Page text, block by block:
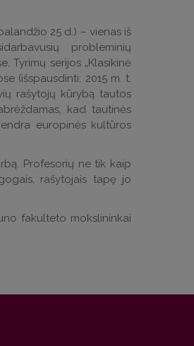
25 d.) – vienas iš
probleminių
Tyrimų serijos „Klasikinė
(išspausdinti: 2015 m. t.
rašytojų kūrybą tautos
kad tautinės
europinės kultūros
Profesorių ne tik kaip
rašytojais tapę jo
fakulteto mokslininkai